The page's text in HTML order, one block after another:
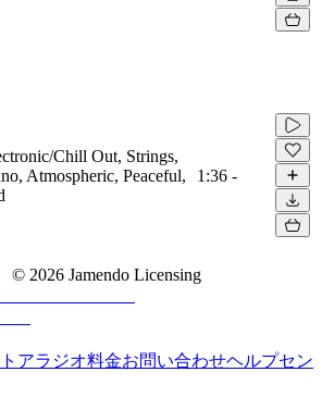
Chill Out, Strings,
Atmospheric, Peaceful,
1:36 -
© 2026 Jamendo Licensing
アラジオ料金お問い合わせヘルプセン